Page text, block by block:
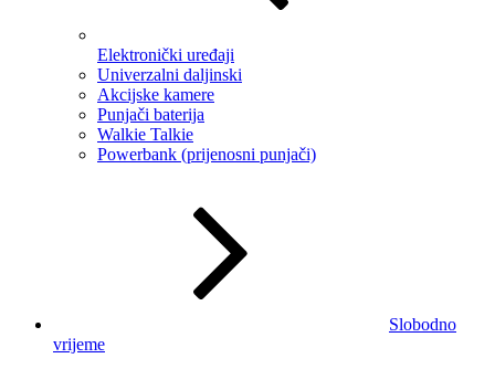
Elektronički uređaji
Univerzalni daljinski
Akcijske kamere
Punjači baterija
Walkie Talkie
Powerbank (prijenosni punjači)
Slobodno
vrijeme